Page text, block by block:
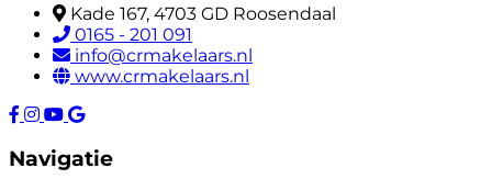
Kade 167, 4703 GD Roosendaal
0165 - 201 091
info@crmakelaars.nl
www.crmakelaars.nl
Navigatie